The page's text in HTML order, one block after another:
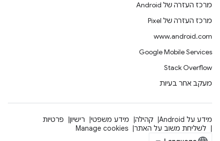
מרכז העזרה של Android
מרכז העזרה של Pixel
www.android.com
Google Mobile Services
Stack Overflow
מעקב אחר בעיות
מידע על Android קהילה מידע משפטי רישיון
פרטיות
לשליחת משוב על האתר
Manage cookies